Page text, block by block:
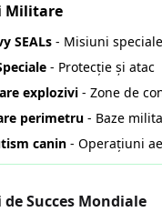
Militare
SEALs - Misiuni speciale
- Protecție și atac
explozivi - Zone de
perimetru - Baze
canin - Operațiuni
de Succes Mondiale